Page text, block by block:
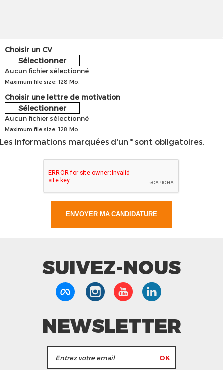
Choisir un CV
Sélectionner
Aucun fichier sélectionné
Maximum file size: 128 Mo.
Choisir une lettre de motivation
Sélectionner
Aucun fichier sélectionné
Maximum file size: 128 Mo.
Les informations marquées d'un * sont obligatoires.
SUIVEZ-NOUS
NEWSLETTER